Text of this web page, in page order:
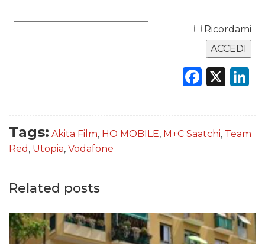
Ricordami
X
Tags: Akita Film, HO MOBILE, M+C Saatchi, Team
Red , Utopia, Vodafone
Related posts